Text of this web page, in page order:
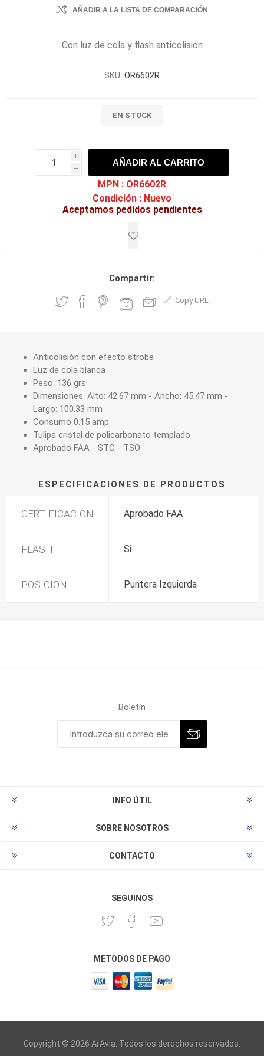
AÑADIR A LA LISTA DE COMPARACIÓN
Con luz de cola y flash anticolisión
SKU: OR6602R
EN STOCK
i
h
h
AÑADIR AL CARRITO
MPN : OR6602R
Condición : Nuevo
Aceptamos pedidos pendientes
Compartir:
Copy URL
Anticolisión con efecto strobe
Luz de cola blanca
Peso: 136 grs
Dimensiones: Alto: 42.67 mm - Ancho: 45.47 mm -
Largo: 100.33 mm
Consumo 0.15 amp
Tulipa cristal de policarbonato templado
Aprobado FAA - STC - TSO
ESPECIFICACIONES DE PRODUCTOS
CERTIFICACION Aprobado FAA
FLASH Si
POSICION Puntera Izquierda
Boletín
INFO ÚTIL
SOBRE NOSOTROS
CONTACTO
SEGUINOS
METODOS DE PAGO
Copyright © 2026 ArAvia. Todos los derechos reservados.